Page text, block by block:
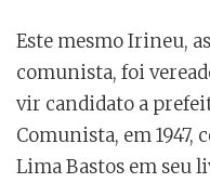
Este mesmo Irineu,
comunista, foi
vir candidato a
Comunista, em
Lima Bastos em seu